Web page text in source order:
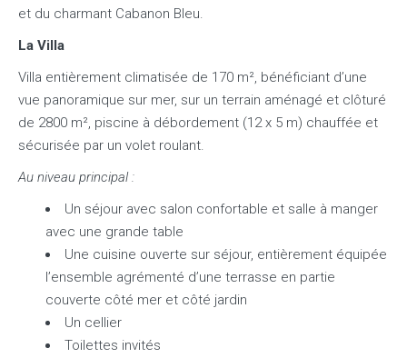
et du charmant Cabanon Bleu.
La Villa
Villa entièrement climatisée de 170 m², bénéficiant d’une
vue panoramique sur mer, sur un terrain aménagé et clôturé
de 2800 m², piscine à débordement (12 x 5 m) chauffée et
sécurisée par un volet roulant.
Au niveau principal :
Un séjour avec salon confortable et salle à manger
avec une grande table
Une cuisine ouverte sur séjour, entièrement équipée
l’ensemble agrémenté d’une terrasse en partie
couverte côté mer et côté jardin
Un cellier
Toilettes invités